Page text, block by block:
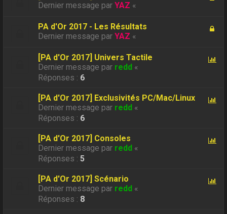
Dernier message parYAZ «
PA d'Or 2017 - Les Résultats
Dernier message parYAZ «
[PA d'Or 2017] Univers Tactile
Dernier message par redd «
Réponses : 6
[PA d'Or 2017] Exclusivités PC/Mac/Linux
Dernier message par redd «
Réponses : 6
[PA d'Or 2017] Consoles
Dernier message par redd «
Réponses :5
[PA d'Or 2017] Scénario
Dernier message par redd «
Réponses : 8